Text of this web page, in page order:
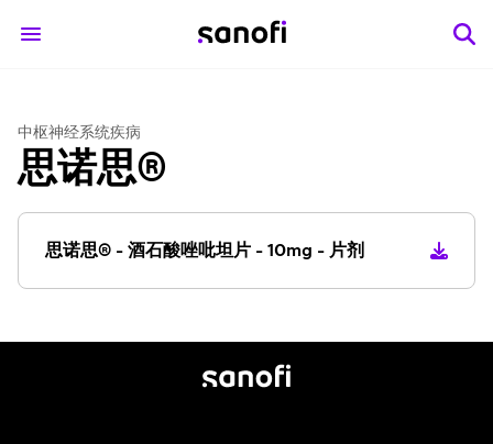
中枢神经系统疾病
思诺思®
思诺思® - 酒石酸唑吡坦片 - 10mg - 片剂